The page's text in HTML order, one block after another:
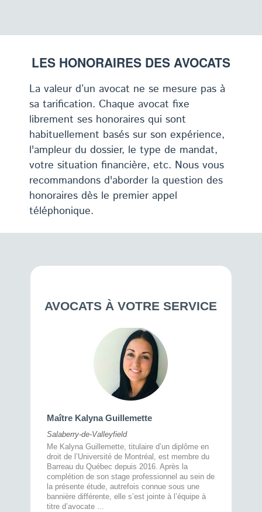
LES HONORAIRES DES AVOCATS
La valeur d’un avocat ne se mesure pas à
sa tarification. Chaque avocat fixe
librement ses honoraires qui sont
habituellement basés sur son expérience,
l'ampleur du dossier, le type de mandat,
votre situation financière, etc. Nous vous
recommandons d'aborder la question des
honoraires dès le premier appel
téléphonique.
AVOCATS À VOTRE SERVICE
Maître Kalyna Guillemette
Salaberry-de-Valleyfield
Me Kalyna Guillemette, titulaire d’un diplôme en
droit de l’Université de Montréal, est membre du
Barreau du Québec depuis 2016. Après la
complétion de son stage professionnel au sein de
la présente étude, autrefois connue sous une
bannière différente, elle s’est jointe à l’équipe à
titre d’avocate ...